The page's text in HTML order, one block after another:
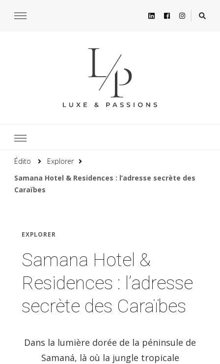
Édito
Explorer
Samana Hotel & Residences : l’adresse secrète des
Caraïbes
EXPLORER
Samana Hotel &
Residences : l’adresse
secrète des Caraïbes
Dans la lumière dorée de la péninsule de
Samaná, là où la jungle tropicale